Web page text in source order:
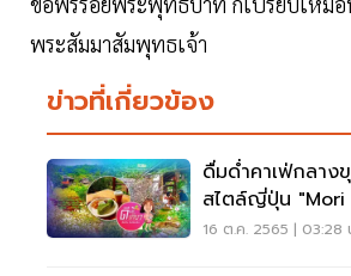
พระสัมมาสัมพุทธเจ้า
ข่าวที่เกี่ยวข้อง
ดื่มด่ำคาเฟ่กลางขุนเขา ฟ
สไตล์ญี่ปุ่น "Mori
16 ต.ค. 2565 | 03:28